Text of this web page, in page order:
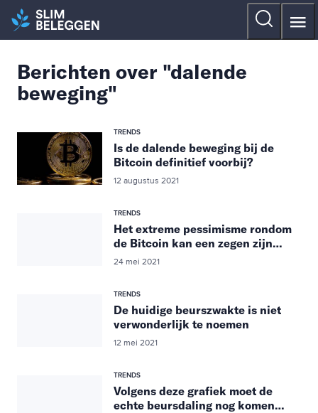
Berichten over "dalende
beweging"
TRENDS
Is de dalende beweging bij de
Bitcoin definitief voorbij?
12 augustus 2021
TRENDS
Het extreme pessimisme rondom
de Bitcoin kan een zegen zijn…
24 mei 2021
TRENDS
De huidige beurszwakte is niet
verwonderlijk te noemen
12 mei 2021
TRENDS
Volgens deze grafiek moet de
echte beursdaling nog komen…